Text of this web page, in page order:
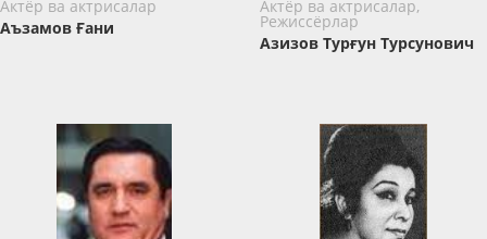
Актёр ва актрисалар
Аъзамов Ғани
Актёр ва актрисалар,
Режиссёрлар
Азизов Турғун Турсунович